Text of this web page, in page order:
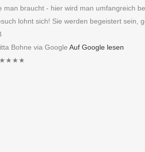
man braucht - hier wird man umfangreich
lohnt sich! Sie werden begeistert sein,
Bohne via Google Auf Google lesen